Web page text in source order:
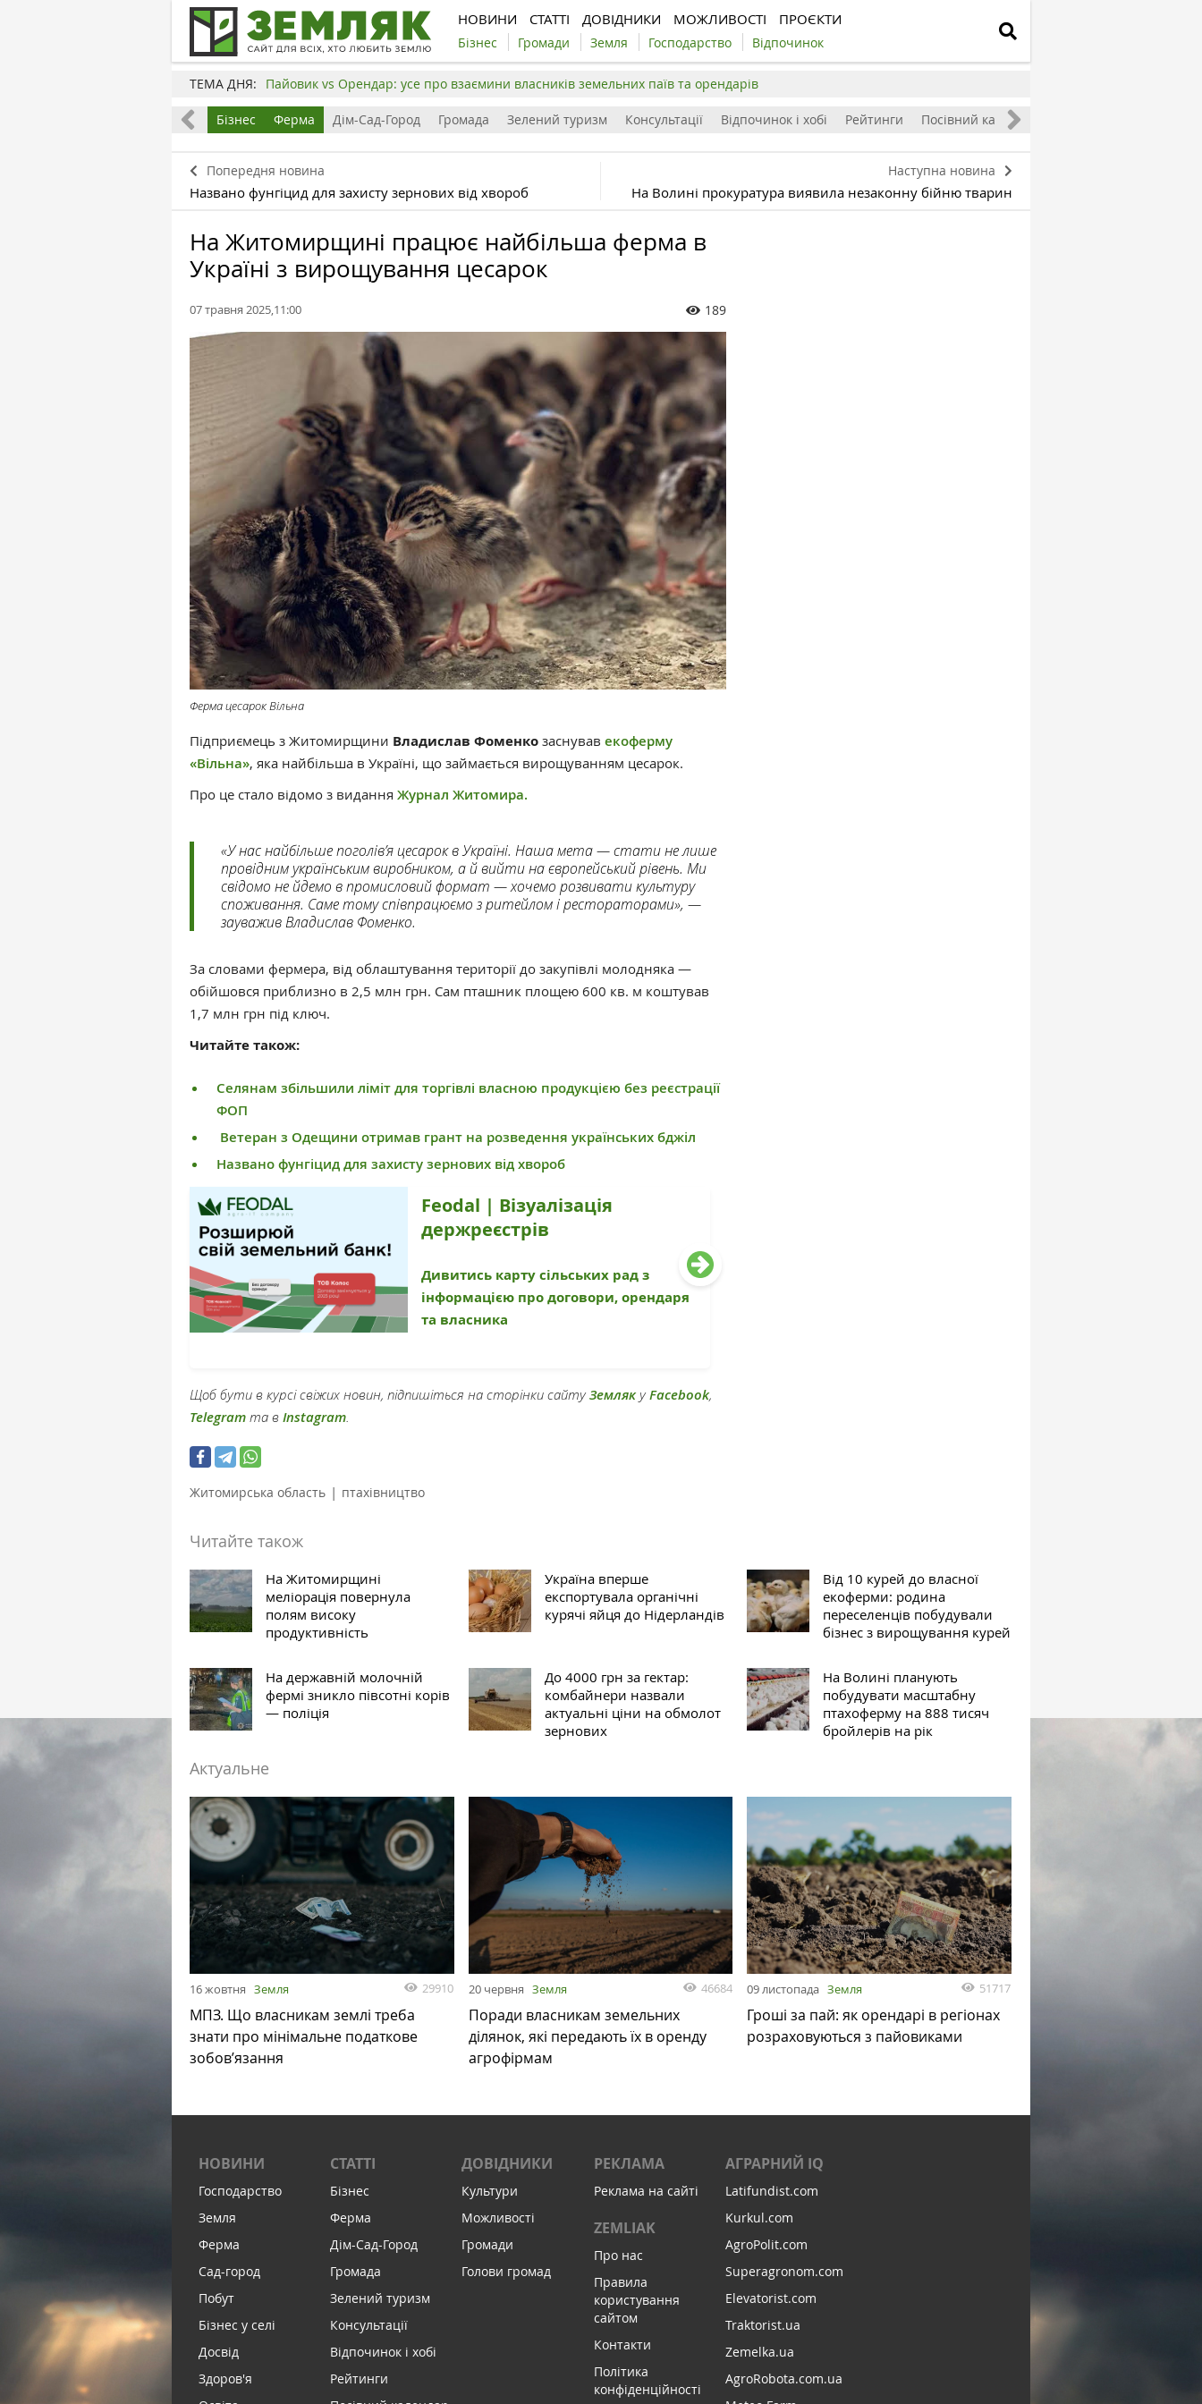
НОВИНИ СТАТТІ ДОВІДНИКИ МОЖЛИВОСТІ ПРОЄКТИ
Бізнес Громади Земля Господарство Відпочинок
ТЕМА ДНЯ: Пайовик vs Орендар: усе про взаємини власників земельних паїв та орендарів
Земля Бізнес Ферма Дім-Сад-Город Громада Зелений туризм Консультації Відпочинок і хобі Рейтинги Посівний календар
Попередня новина
Названо фунгіцид для захисту зернових від хвороб
Наступна новина
На Волині прокуратура виявила незаконну бійню тварин
На Житомирщині працює найбільша ферма в
Україні з вирощування цесарок
07 травня 2025,11:00 189
Ферма цесарок Вільна
Підприємець з Житомирщини Владислав Фоменко заснував екоферму
«Вільна», яка найбільша в Україні, що займається вирощуванням цесарок.
Про це стало відомо з видання Журнал Житомира.
«У нас найбільше поголів’я цесарок в Україні. Наша мета — стати не лише
провідним українським виробником, а й вийти на європейський рівень. Ми
свідомо не йдемо в промисловий формат — хочемо розвивати культуру
споживання. Саме тому співпрацюємо з ритейлом і рестораторами», —
зауважив Владислав Фоменко.
За словами фермера, від облаштування території до закупівлі молодняка —
обійшовся приблизно в 2,5 млн грн. Сам пташник площею 600 кв. м коштував
1,7 млн грн під ключ.
Читайте також:
Селянам збільшили ліміт для торгівлі власною продукцією без реєстрації
ФОП
Ветеран з Одещини отримав грант на розведення українських бджіл
Названо фунгіцид для захисту зернових від хвороб
Feodal | Візуалізація
держреєстрів
Дивитись карту сільських рад з
інформацією про договори, орендаря
та власника
Щоб бути в курсі свіжих новин, підпишіться на сторінки сайтуЗемлякуFacebook,
Telegram та в Instagram.
Житомирська область | птахівництво
Читайте також
На Житомирщині
меліорація повернула
полям високу
продуктивність
Україна вперше
експортувала органічні
курячі яйця до Нідерландів
Від 10 курей до власної
екоферми: родина
переселенців побудували
бізнес з вирощування курей
На державній молочній
фермі зникло півсотні корів
— поліція
До 4000 грн за гектар:
комбайнери назвали
актуальні ціни на обмолот
зернових
На Волині планують
побудувати масштабну
птахоферму на 888 тисяч
бройлерів на рік
Актуальне
16 жовтня Земля 29910
МПЗ. Що власникам землі треба
знати про мінімальне податкове
зобов’язання
20 червня Земля 46684
Поради власникам земельних
ділянок, які передають їх в оренду
агрофірмам
09 листопада Земля 51717
Гроші за пай: як орендарі в регіонах
розраховуються з пайовиками
НОВИНИ
Господарство
Земля
Ферма
Сад-город
Побут
Бізнес у селі
Досвід
Здоров'я
СТАТТІ
Бізнес
Ферма
Дім-Сад-Город
Громада
Зелений туризм
Консультації
Відпочинок і хобі
Рейтинги
ДОВІДНИКИ
Культури
Можливості
Громади
Голови громад
РЕКЛАМА
Реклама на сайті
ZEMLIAK
Про нас
Правила
користування
сайтом
Контакти
Політика
конфіденційності
АГРАРНИЙ IQ
Latifundist.com
Kurkul.com
AgroPolit.com
Superagronom.com
Elevatorist.com
Traktorist.ua
Zemelka.ua
AgroRobota.com.ua